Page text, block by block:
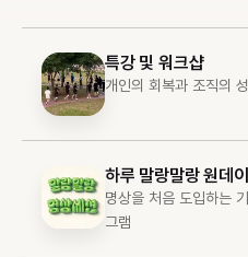
특강 및 워크샵
개인의 회복과 조직의
하루 말랑말랑 원데
명상을 처음 도입하는
그램